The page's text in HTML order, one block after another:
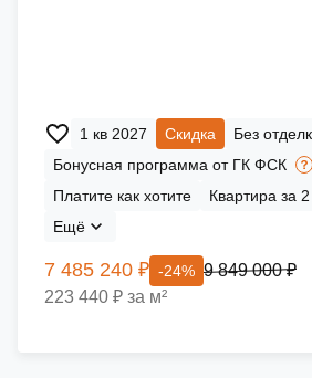
1 кв 2027 Скидка
Без
Бонусная программа от ГК ФСК
Платите как хотите
Квартира за
Ещё
7 485 240 ₽ -24% 9 849 000 ₽
223 440 ₽ за м²